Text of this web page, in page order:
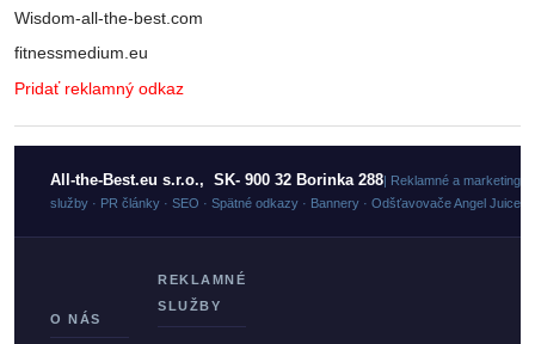
Wisdom-all-the-best.com
fitnessmedium.eu
Pridať reklamný odkaz
All-the-Best.eu s.r.o., SK- 900 32 Borinka 288| Reklamné a
služby · PR články · SEO · Spätné odkazy · Bannery · Odšťavovače Angel Juicer
O NÁS
REKLAMNÉ
SLUŽBY